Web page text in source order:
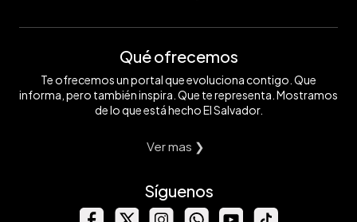
Qué ofrecemos
Te ofrecemos un portal que evoluciona contigo. Que
informa, pero también inspira. Que te representa. Mostramos
de lo que está hecho El Salvador.
Ver mas ❯
Síguenos